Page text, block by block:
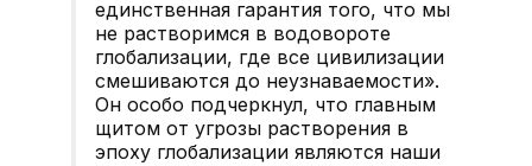
единственная гарантия того, что мы
не растворимся в водовороте
глобализации, где все цивилизации
смешиваются до неузнаваемости».
Он особо подчеркнул, что главным
щитом от угрозы растворения в
эпоху глобализации являются наши